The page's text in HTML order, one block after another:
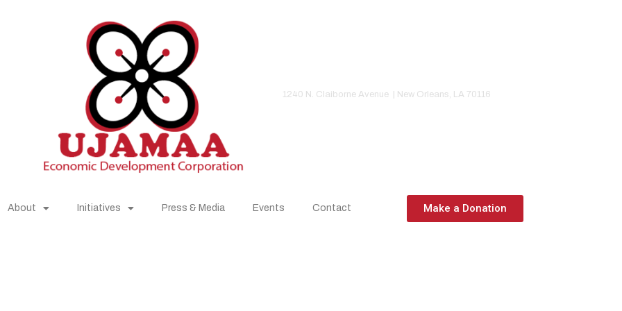
1240 N. Claiborne Avenue | New Orleans, LA 70116
About Initiatives Press & Media Events Contact Make a Donation